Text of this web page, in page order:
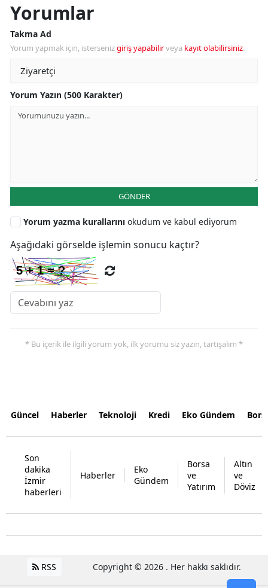
Yorumlar
Takma Ad
Yorum yapmak için, istersenizgiriş yapabilirveya kayıt olabilirsiniz.
Yorum Yazın (500 Karakter)
GÖNDER
Yorum yazma kurallarını okudum ve kabul ediyorum
Aşağıdaki görselde işlemin sonucu kaçtır?
* Bu içerik ile ilgili yorum yok, ilk yorumu siz yazın, tartışalım *
Güncel Haberler Teknoloji Kredi Eko Gündem
Son
dakika
İzmir
haberleri
Haberler
Eko
Gündem
Borsa
ve
Yatırım
Altın
ve
Döviz
RSS Copyright © 2026 . Her hakkı saklıdır.